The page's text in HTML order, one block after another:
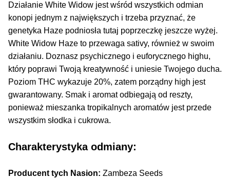
Blog
GRATIS
PROMOCJA 500 Plus
Harmonogram Outdoor
Formy i Koszt Wysyłki
Odbiór Osobisty
Kontakt
Działanie White Widow jest wśród wszystkich odmian
konopi jednym z największych i trzeba przyznać, że
genetyka Haze podniosła tutaj poprzeczkę jeszcze wyżej.
White Widow Haze to przewaga sativy, również w swoim
działaniu. Doznasz psychicznego i euforycznego highu,
który poprawi Twoją kreatywność i uniesie Twojego ducha.
Poziom THC wykazuje 20%, zatem porządny high jest
gwarantowany. Smak i aromat odbiegają od reszty,
ponieważ mieszanka tropikalnych aromatów jest przede
wszystkim słodka i cukrowa.
Charakterystyka odmiany:
Producent tych Nasion: Zambeza Seeds